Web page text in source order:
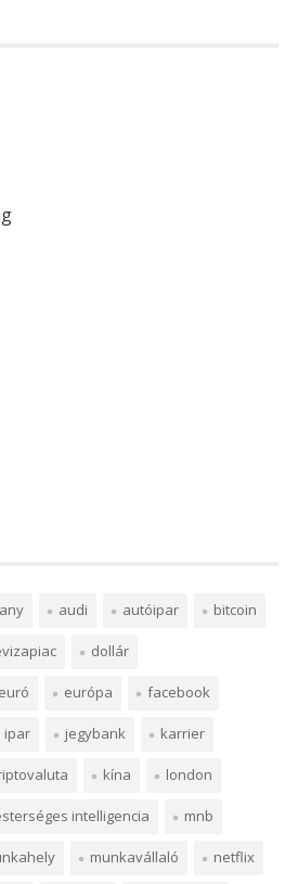
audi autóipar bitcoin
dollár
euró európa facebook
ipar jegybank karrier
kína london
intelligencia mnb
munkavállaló netflix